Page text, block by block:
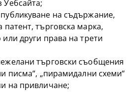
Уебсайта;
на съдържание,
патент, търговска марка,
други права на трети
търговски съобщения
писма“, „пирамидални схеми“
на привличане;